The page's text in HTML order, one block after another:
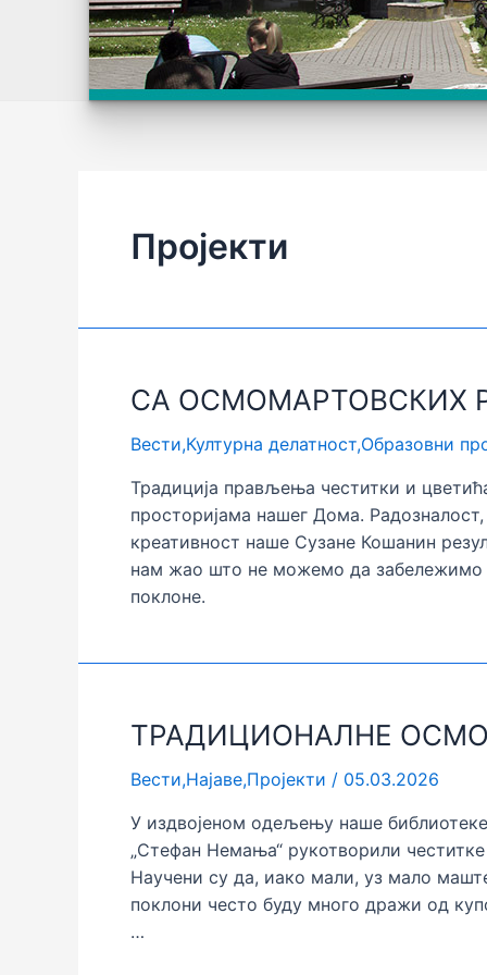
Пројекти
СА ОСМОМАРТОВСКИХ
Вести,Културна делатност,Образовни
Традиција прављења честитки и
просторијама нашег Дома.
креативност наше Сузане Кошанин
нам жао што не можемо да забележимо
поклоне.
ТРАДИЦИОНАЛНЕ
Вести,Најаве,Пројекти / 05.03.2026
У издвојеном одељењу наше
„Стефан Немања“ рукотворили
Научени су да, иако мали, уз мало
поклони често буду много дражи од
…